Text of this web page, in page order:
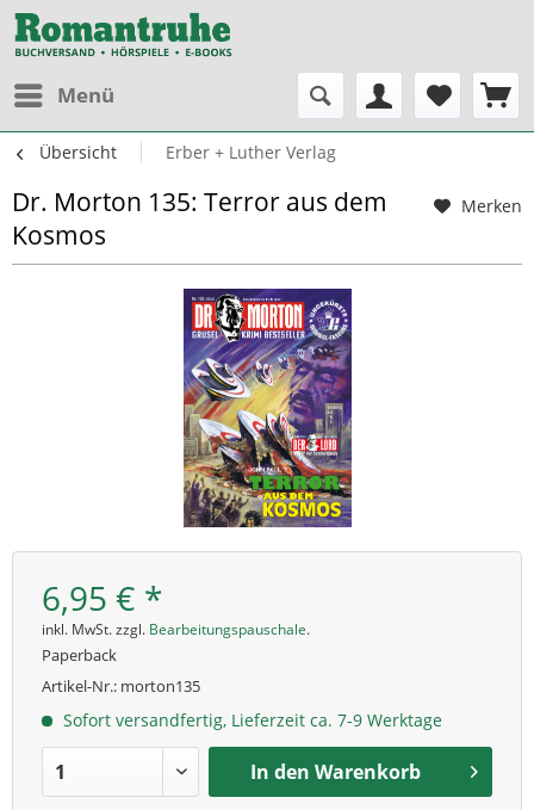
Menü
Übersicht Erber + Luther Verlag
Merken
Dr. Morton 135: Terror aus dem
Kosmos
6,95 € *
inkl. MwSt. zzgl. Bearbeitungspauschale.
Paperback
Artikel-Nr.: morton135
Sofort versandfertig, Lieferzeit ca. 7-9 Werktage
In den Warenkorb